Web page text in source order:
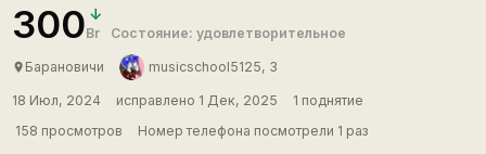
300Br Состояние: удовлетворительное
place Барановичи musicschool5125, 3
18 Июл, 2024 исправлено 1 Дек, 2025
1 поднятие
158 просмотров
Номер телефона посмотрели 1 раз